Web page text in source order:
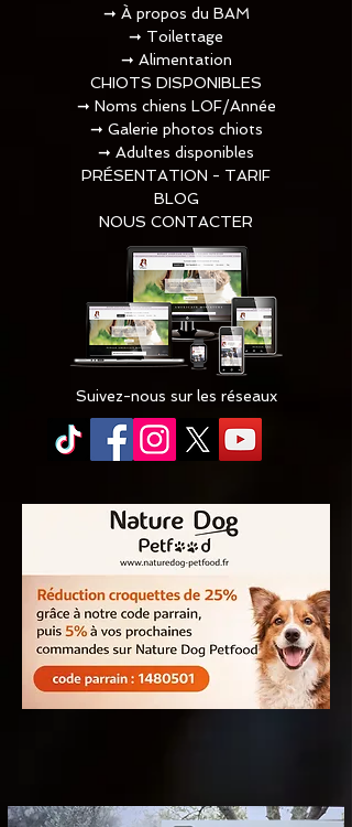
➞ À propos du BAM
➞ Toilettage​
➞ Alimentation
CHIOTS DISPONIBLES
➞ Noms chiens LOF/Année
➞ Galerie photos chiots
➞ Adultes disponibles
PRÉSENTATION - TARIF
BLOG
NOUS CONTACTER
Suivez-nous sur les réseaux